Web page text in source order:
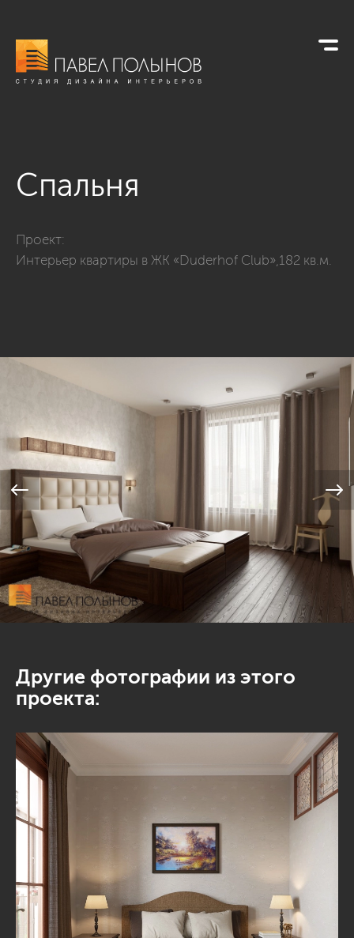
Спальня
Проект:
Интерьер квартиры в ЖК «Duderhof Club»,182 кв.м.
Другие фотографии из этого
проекта: